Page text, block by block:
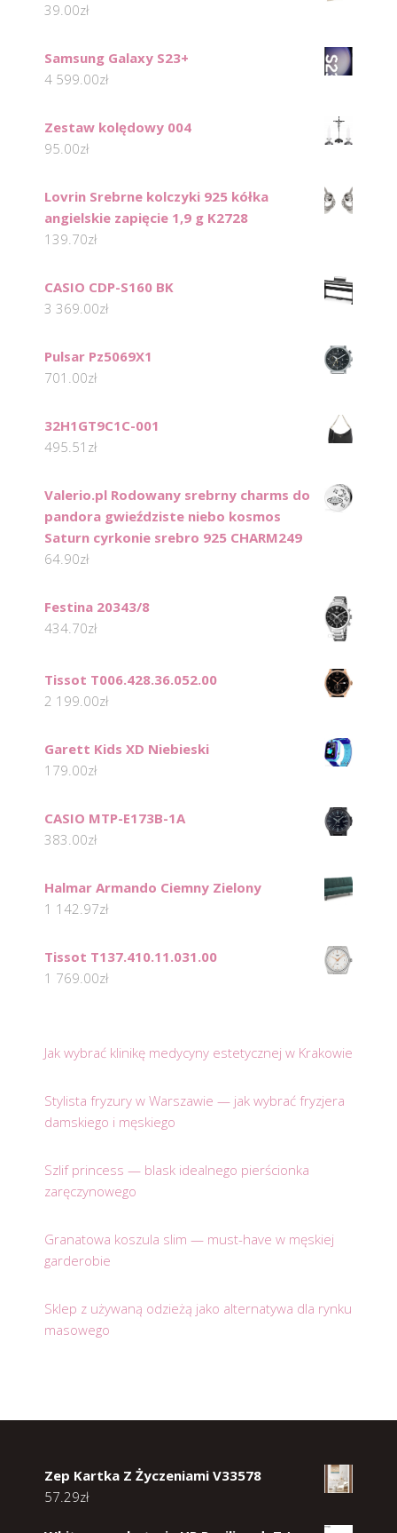
39.00zł
Samsung Galaxy S23+
4 599.00zł
Zestaw kolędowy 004
95.00zł
Lovrin Srebrne kolczyki 925 kółka
angielskie zapięcie 1,9 g K2728
139.70zł
CASIO CDP-S160 BK
3 369.00zł
Pulsar Pz5069X1
701.00zł
32H1GT9C1C-001
495.51 zł
Valerio.pl Rodowany srebrny charms do
pandora gwieździste niebo kosmos
Saturn cyrkonie srebro 925 CHARM249
64.90zł
Festina 20343/8
434.70zł
Tissot T006.428.36.052.00
2 199.00zł
Garett Kids XD Niebieski
179.00zł
CASIO MTP-E173B-1A
383.00zł
Halmar Armando Ciemny Zielony
1 142.97zł
Tissot T137.410.11.031.00
1 769.00zł
Jak wybrać klinikę medycyny estetycznej w Krakowie
Stylista fryzury w Warszawie — jak wybrać fryzjera
damskiego i męskiego
Szlif princess — blask idealnego pierścionka
zaręczynowego
Granatowa koszula slim — must-have w męskiej
garderobie
Sklep z używaną odzieżą jako alternatywa dla rynku
masowego
Zep Kartka Z Życzeniami V33578
57.29zł